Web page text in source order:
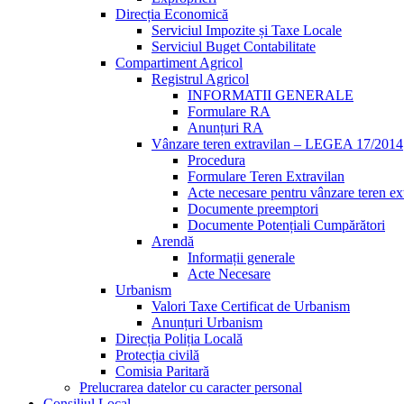
Direcția Economică
Serviciul Impozite și Taxe Locale
Serviciul Buget Contabilitate
Compartiment Agricol
Registrul Agricol
INFORMATII GENERALE
Formulare RA
Anunțuri RA
Vânzare teren extravilan – LEGEA 17/2014
Procedura
Formulare Teren Extravilan
Acte necesare pentru vânzare teren
Documente preemptori
Documente Potențiali Cumpărători
Arendă
Informații generale
Acte Necesare
Urbanism
Valori Taxe Certificat de Urbanism
Anunțuri Urbanism
Direcția Poliția Locală
Protecția civilă
Comisia Paritară
Prelucrarea datelor cu caracter personal